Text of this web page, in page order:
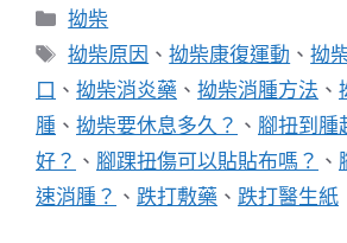
分
類
拗柴
標
籤
拗柴原因 、拗柴康復運動 、拗
口 、 拗柴消炎藥 、 拗柴消腫方法 、
腫 、 拗柴要休息多久？ 、 腳扭到腫
好？ 、 腳踝扭傷可以貼貼布嗎？ 、
速消腫？ 、 跌打敷藥 、 跌打醫生紙